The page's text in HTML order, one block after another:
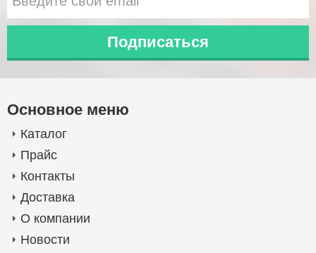
Основное меню
Каталог
Прайс
Контакты
Доставка
О компании
Новости